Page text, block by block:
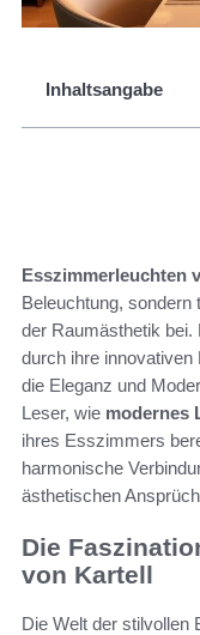
Inhaltsangabe
Esszimmerleuchten
Beleuchtung,
der Raumästhetik bei.
durch ihre innovativen
die Eleganz und
Leser, wie modernes
ihres Esszimmers
harmonische
ästhetischen
Die
von Kartell
Die Welt der stilvollen